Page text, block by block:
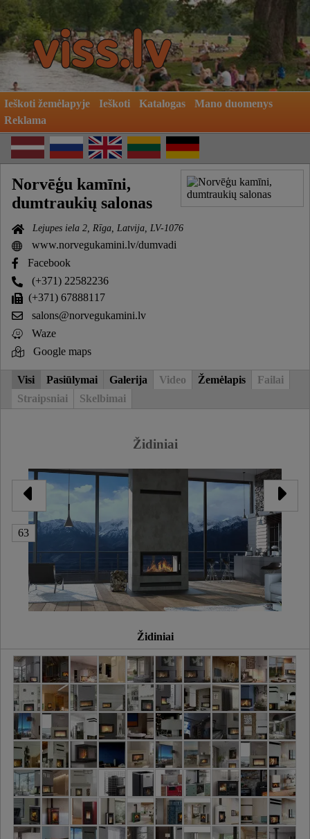
Ieškoti žemėlapyje Ieškoti Katalogas
Mano duomenys
Reklama
Norvēģu kamīni,
dumtraukių salonas
Lejupes iela 2, Rīga, Latvija, LV-1076
www.norvegukamini.lv/dumvadi
Facebook
(+371) 22582236
(+371) 67888117
salons@norvegukamini.lv
Waze
Google maps
Visi Pasiūlymai Galerija Video Žemėlapis
Failai
Straipsniai
Skelbimai
Židiniai
63
Židiniai